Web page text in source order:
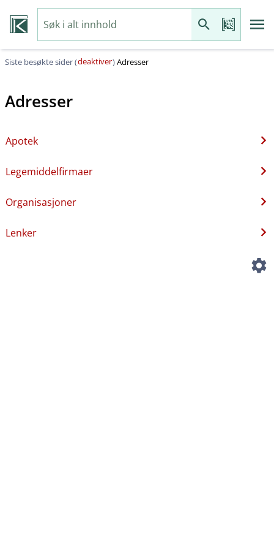
Siste besøkte sider (deaktiver)Adresser
Adresser
Apotek
Legemiddelfirmaer
Organisasjoner
Lenker